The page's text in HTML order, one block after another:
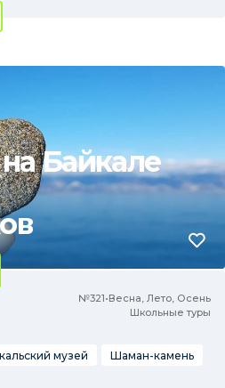
Байкале
№321•Весна, Лето, Осень
Школьные туры
музей
Шаман-камень